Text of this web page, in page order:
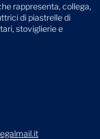
rappresenta, collega,
di piastrelle di
stoviglierie e